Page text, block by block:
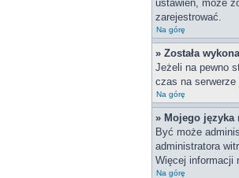
ustawień, może
zarejestrować.
Na górę
» Została
Jeżeli na pewno
czas na serwerze
Na górę
» Mojego języka
Być może
administratora
Więcej informacji
Na górę